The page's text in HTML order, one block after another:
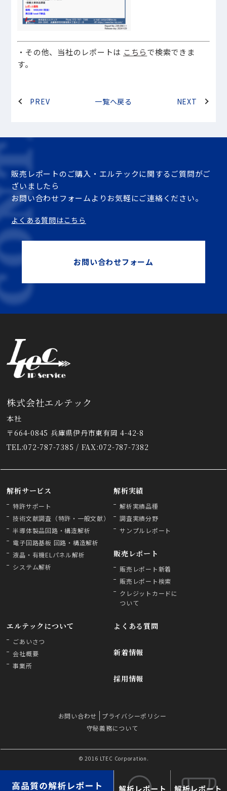
・その他、当社のレポートは こちらで検索できま
す。
PREV 一覧へ戻る NEXT
販売レポートのご購入・エルテックに関するご質問がご
ざいましたら
お問い合わせフォームよりお気軽にご連絡ください。
よくある質問はこちら
お問い合わせフォーム
株式会社エルテック
本社
〒664-0845 兵庫県伊丹市東有岡 4-42-8
TEL:072-787-7385 / FAX:072-787-7382
解析サービス
特許サポート
技術文献調査（特許・一般文献）
半導体製品回路・構造解析
電子回路基板 回路・構造解析
液晶・有機ELパネル解析
システム解析
解析実績
解析実績品種
調査実績分野
サンプルレポート
販売レポート
販売レポート新着
販売レポート検索
クレジットカードに
ついて
エルテックについて
ごあいさつ
会社概要
事業所
よくある質問
新着情報
採用情報
お問い合わせ
プライバシーポリシー
守秘義務について
© 2016 LTEC Corporation.